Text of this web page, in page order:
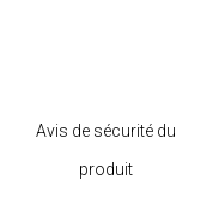
Avis de sécurité du
produit